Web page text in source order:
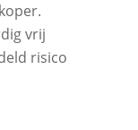
vrij
risico